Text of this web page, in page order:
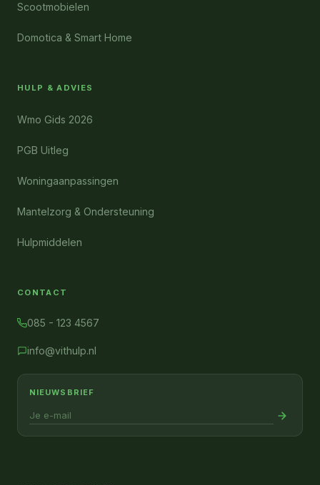
Scootmobielen
Domotica & Smart Home
HULP & ADVIES
Wmo Gids 2026
PGB Uitleg
Woningaanpassingen
Mantelzorg & Ondersteuning
Hulpmiddelen
CONTACT
085 - 123 4567
info@vithulp.nl
NIEUWSBRIEF